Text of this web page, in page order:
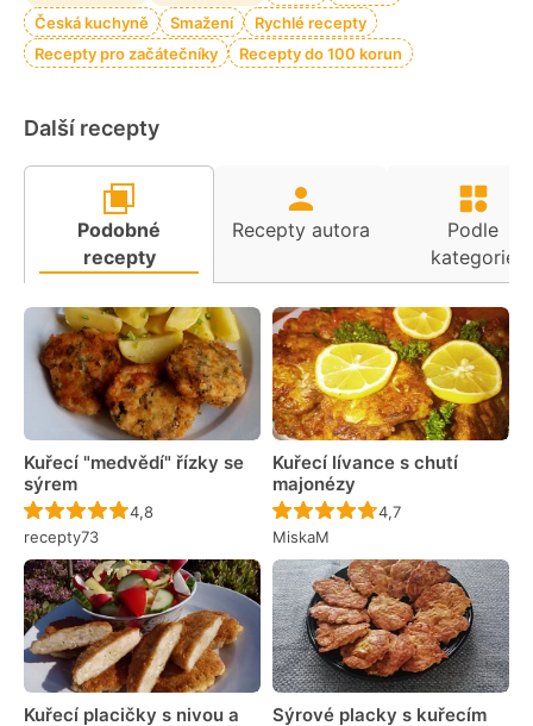
Česká kuchyně
Smažení
Rychlé recepty
Recepty pro začátečníky
Recepty do 100 korun
Další recepty
Podobné
recepty
Recepty autora
Podle
kategorie
Kuřecí "medvědí" řízky se
sýrem
Recept ještě nebyl hodnocen
4,8
recepty73
Kuřecí lívance s chutí
majonézy
Recept ještě nebyl
4,7
MiskaM
Kuřecí placičky s nivou a
Sýrové placky s kuřecím